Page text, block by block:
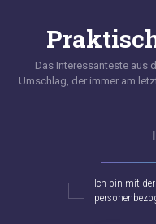
Das Interessanteste aus
Umschlag, der immer am
Ich bin mit